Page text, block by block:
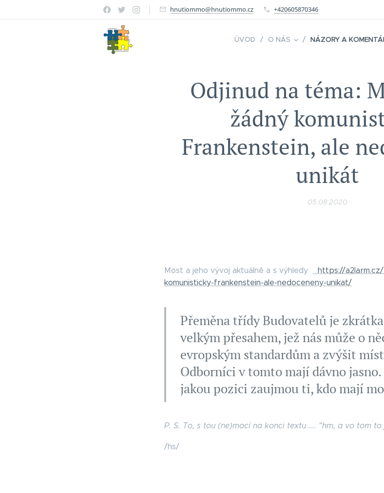
hnutiommo@hnutiommo.cz +420605870346
ÚVOD O NÁS NÁZORY A
Odjinud na téma:
žádný
Frankenstein, ale
unikát
05.08.2020
Most a jeho vývoj aktuálně a s výhledy
https://
komunisticky-frankenstein-ale-nedoceneny-unikat/
Přeměna třídy Budovatelů je
velkým přesahem, jež nás může o
evropským standardům a zvýšit
Odborníci v tomto mají dávno
jakou pozici zaujmou ti, kdo mají
P. S. To, s tou (ne)mocí na konci textu .... "hm, a vo tom to
/hs/